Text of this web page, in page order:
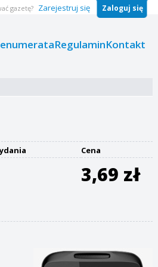
RegulaminKontakt
gazetę? Zarejestruj się Zaloguj się
Cena
3,69 zł